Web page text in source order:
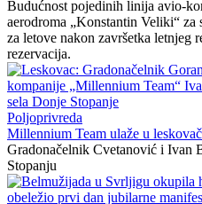
Budućnost pojedinih linija avio-
aerodroma „Konstantin Veliki“ za
za letove nakon završetka letnjeg
rezervacija.
Poljoprivreda
Millennium Team ulaže u
Gradonačelnik Cvetanović i Ivan
Stopanju